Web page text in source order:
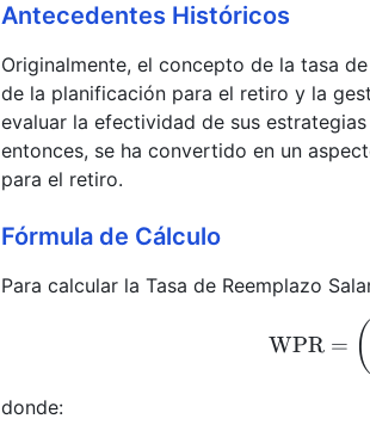
Antecedentes Históricos
Originalmente, el concepto de la tasa
de la planificación para el retiro y la
evaluar la efectividad de sus
entonces, se ha convertido en un
para el retiro.
Fórmula de Cálculo
Para calcular la Tasa de Reemplazo
WPR = (
donde: